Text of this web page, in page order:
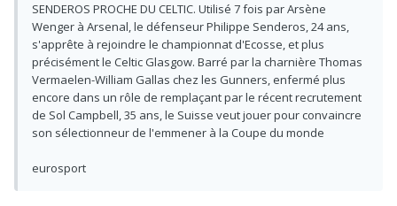
SENDEROS PROCHE DU CELTIC. Utilisé 7 fois par Arsène
Wenger à Arsenal, le défenseur Philippe Senderos, 24 ans,
s'apprête à rejoindre le championnat d'Ecosse, et plus
précisément le Celtic Glasgow. Barré par la charnière Thomas
Vermaelen-William Gallas chez les Gunners, enfermé plus
encore dans un rôle de remplaçant par le récent recrutement
de Sol Campbell, 35 ans, le Suisse veut jouer pour convaincre
son sélectionneur de l'emmener à la Coupe du monde
eurosport